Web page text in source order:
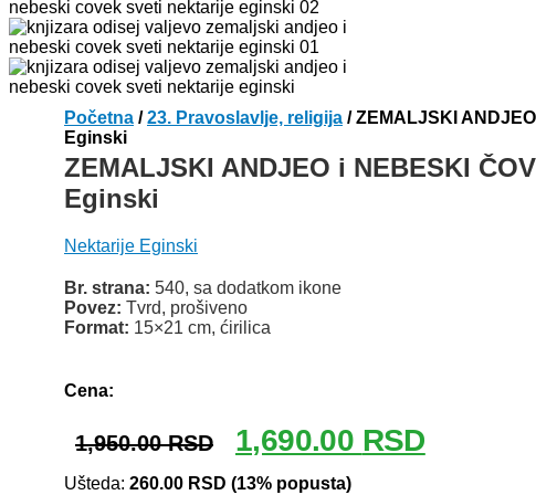
Početna /23. Pravoslavlje, religija / ZEMALJSKI
Eginski
ZEMALJSKI ANDJEO i NEBESKI
Eginski
Nektarije Eginski
Br. strana: 540, sa dodatkom ikone
Povez: Tvrd, prošiveno
Format: 15×21 cm, ćirilica
Cena:
1,950.00RSD
Originalna
cena
je
1,690.00 RSDTrenutna
cena
Ušteda: 260.00 RSD (13% popusta)